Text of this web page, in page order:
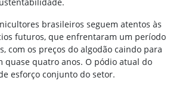
brasileiros seguem atentos às
futuros, que enfrentaram um período
com os preços do algodão caindo para
quase quatro anos. O pódio atual do
esforço conjunto do setor.